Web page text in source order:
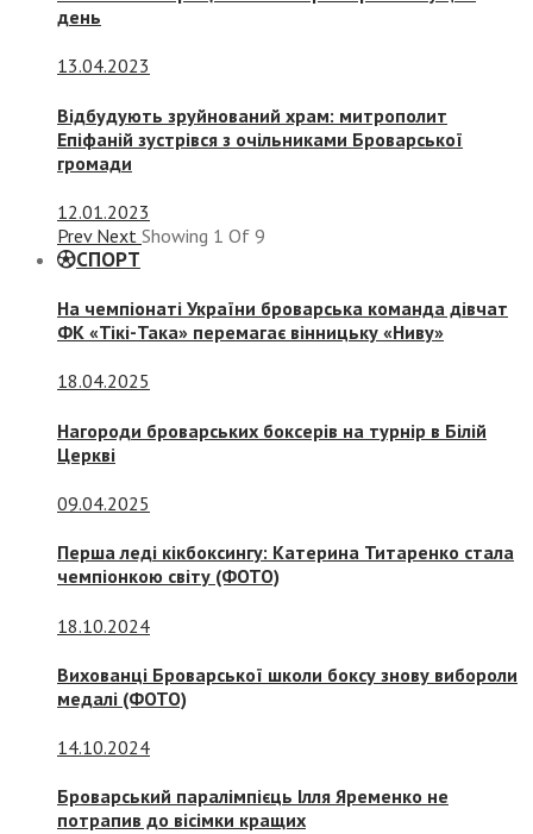
день
13.04.2023
Відбудують зруйнований храм: митрополит
Епіфаній зустрівся з очільниками Броварської
громади
12.01.2023
Prev Next Showing 1 Of 9
СПОРТ
На чемпіонаті України броварська команда дівчат
ФК «Тікі-Така» перемагає вінницьку «Ниву»
18.04.2025
Нагороди броварських боксерів на турнір в Білій
Церкві
09.04.2025
Перша леді кікбоксингу: Катерина Титаренко стала
чемпіонкою світу (ФОТО)
18.10.2024
Вихованці Броварської школи боксу знову вибороли
медалі (ФОТО)
14.10.2024
Броварський паралімпієць Ілля Яременко не
потрапив до вісімки кращих